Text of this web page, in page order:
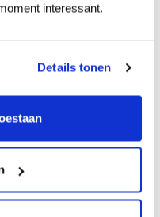
interessant.
Details tonen